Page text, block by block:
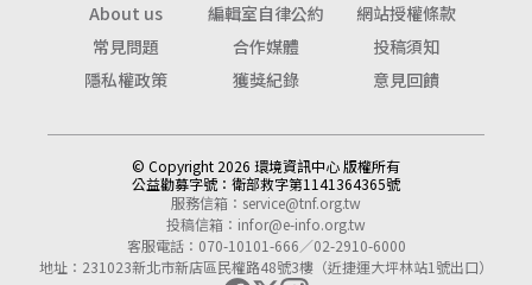
About us
編輯室自律公約
網站授權條款
常見問題
合作媒體
投稿須知
隱私權政策
獲獎紀錄 意見回饋
© Copyright 2026 環境資訊中心 版權所有
公益勸募字號： 衛部救字第1141364365號
服務信箱： service@tnf.org.tw
投稿信箱： infor@e-info.org.tw
客服電話：070-10101-666／02-2910-6000
地址：231023新北市新店區民權路48號3樓（近捷運大坪林站1號出口）